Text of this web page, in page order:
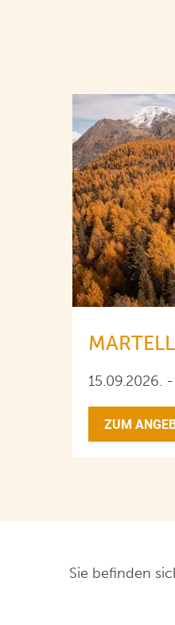
15.09.2026.
ZUM
Sie befinden